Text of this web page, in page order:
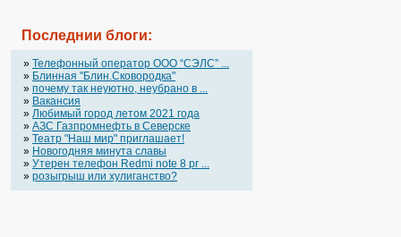
Последнии блоги:
» Телефонный оператор OOO “СЭЛС” ...
» Блинная "Блин.Сковородка"
» почему так неуютно, неубрано в ...
» Вакансия
» Любимый город летом 2021 года
» АЗС Газпромнефть в Северске
» Театр "Наш мир" приглашает!
» Новогодняя минута славы
» Утерен телефон Redmi note 8 pr ...
» розыгрыш или хулиганство?